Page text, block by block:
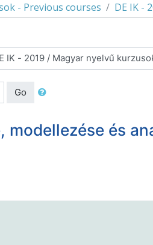
- Previous courses DE IK -
Go
modellezése és